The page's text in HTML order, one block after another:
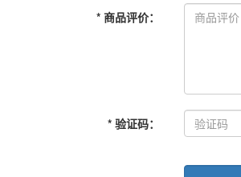
* 商品评价：
* 验证码：